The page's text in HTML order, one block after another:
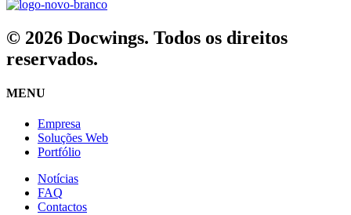
© 2026 Docwings. Todos os direitos
reservados.
MENU
Empresa
Soluções Web
Portfólio
Notícias
FAQ
Contactos